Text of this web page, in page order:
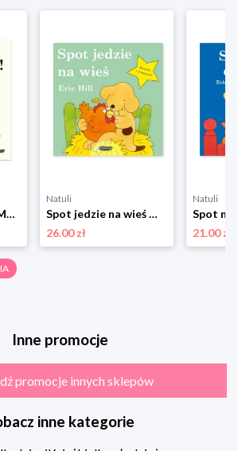
Nie chcę drzemki! Mamania
Natuli
Spot jedzie na wieś Mamania
26.00 zł
Natuli
21.00 zł
Inne promocje
promocje innych sklepów
inne kategorie